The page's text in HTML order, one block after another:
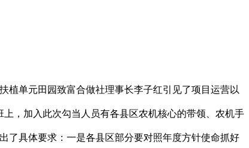
植单元田园致富合做社理事长李子红引见了项目运营以
，加入此次勾当人员有各县区农机核心的带领、农机手
了具体要求：一是各县区部分要对照年度方针使命抓好